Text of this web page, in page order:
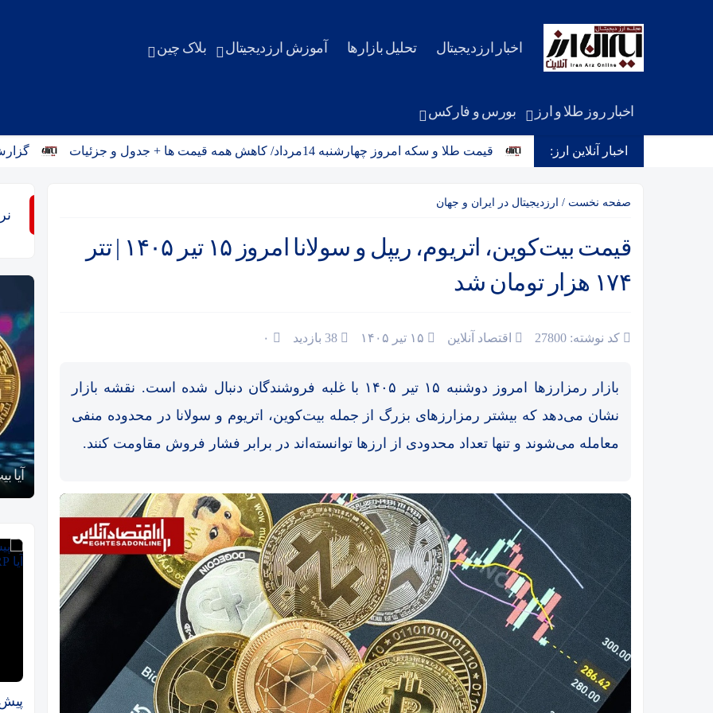
اخبار ارزدیجیتال تحلیل بازارها آموزش ارزدیجیتال بلاک چین
اخبار روز طلا و ارز بورس و فارکس
اخبار آنلاین ارز:
جدید ارزی بانک مرکزی قیمت طلا و سکه امروز چهارشنبه 14مرداد/ کاهش همه قیمت ها + جدول و جزئیات گزارش
صفحه نخست / ارزدیجیتال در ایران و جهان
قیمت بیت‌کوین، اتریوم، ریپل و سولانا امروز ۱۵ تیر ۱۴۰۵ | تتر
۱۷۴ هزار تومان شد
کد نوشته: 27800 اقتصاد آنلاین ۰
بازار رمزارزها امروز دوشنبه ۱۵ تیر ۱۴۰۵ با غلبه فروشندگان دنبال شده است. نقشه بازار
نشان می‌دهد که بیشتر رمزارزهای بزرگ از جمله بیت‌کوین، اتریوم و سولانا در محدوده منفی
معامله می‌شوند و تنها تعداد محدودی از ارزها توانسته‌اند در برابر فشار فروش مقاومت کنند.
رقابت پنهان دولت‌ها بر سر بیت‌کوین/ ۱۰ کشور برتر
آیا